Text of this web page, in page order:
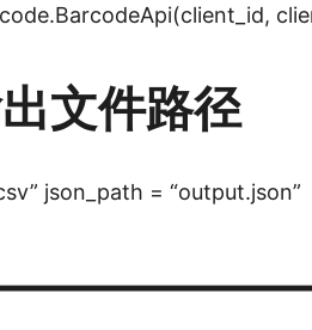
文件路径
json_path = “output.json”